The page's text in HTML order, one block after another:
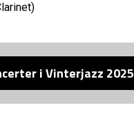
i Vinterjazz 2025